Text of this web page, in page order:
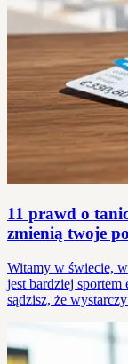
11 prawd o
zmienią twoje
Witamy w świecie,
jest bardziej sportem
sądzisz, że